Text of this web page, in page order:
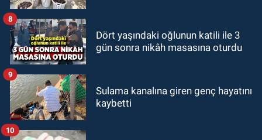
Dört yaşındaki oğlunun katili ile 3
gün sonra nikâh masasına oturdu
8
Sulama kanalına giren genç hayatını
kaybetti
9
10